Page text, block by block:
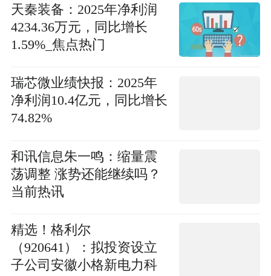
天秦装备：2025年净利润
4234.36万元，同比增长
1.59%_焦点热门
瑞芯微业绩快报：2025年
净利润10.4亿元，同比增长
74.82%
和讯信息朱一鸣：缩量震
荡调整 涨势还能继续吗？
当前热讯
精选！格利尔
（920641）：拟投资设立
子公司安徽小格新电力科